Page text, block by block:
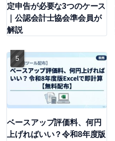
定申告が必要な3つのケース
｜公認会計士協会準会員が
解説
ベースアップ評価料、何円
上げればいい？令和8年度版